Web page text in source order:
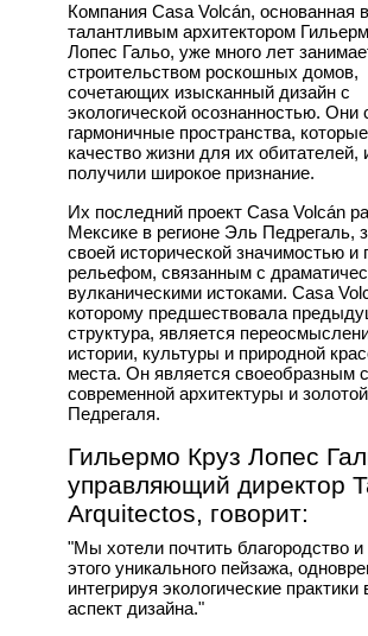
Компания Casa Volcán, основанная
талантливым архитектором
Лопес Гальо, уже много лет
строительством роскошных домов,
сочетающих изысканный дизайн с
экологической осознанностью. Они
гармоничные пространства,
качество жизни для их обитателей,
получили широкое признание.
Их последний проект Casa Volcán
Мексике в регионе Эль Педрегаль,
своей исторической значимостью и
рельефом, связанным с
вулканическими истоками. Casa
которому предшествовала
структура, является
истории, культуры и природной
места. Он является своеобразным
современной архитектуры и
Педрегаля.
Гильермо Круз Лопес
управляющий директор
Arquitectos, говорит:
"Мы хотели почтить благородство и
этого уникального пейзажа,
интегрируя экологические
аспект дизайна."